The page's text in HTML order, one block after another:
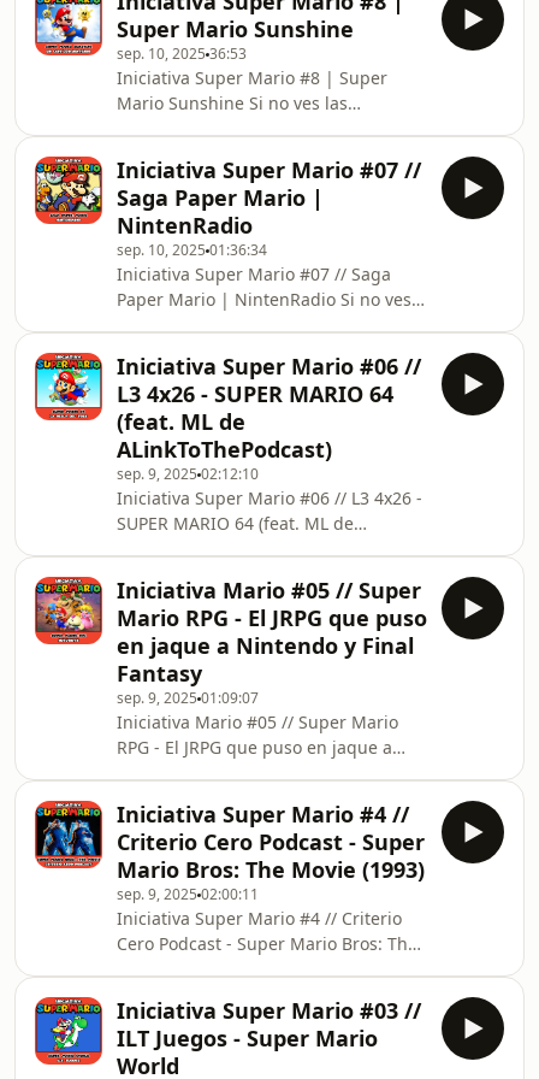
https://feedbueno.es/imario/feed.xml#9
0:00:00 Intro y presentación de Robe
Moreno y Dani Porcel 0:01:19
Iniciativa Super Mario para celebrar
el 40 aniversario. Aquí vamos a hacer
un repaso general a los juegos de
Super Mario así como aquellos que
nacen del universo Super Mario. 2:
Super Mario Sunshine
sep. 10, 2025 36:53
Iniciativa Super Mario #8 | Super
Mario Sunshine Si no ves las
Iniciativa Super Mario es un evento
colaborativo que reúne a creadores y
podcasters para celebrar 40 años del
fontanero más famoso del mundo.
Con motivo del 40º aniversario de la
franquicia de Nintendo, viajaremos
desde el debut de Super Mario Bros.
hasta sus aventuras en 3D y
Iniciativa Super Mario #07 //
Saga Paper Mario |
NintenRadio
sep. 10, 2025 01:36:34
Iniciativa Super Mario #07 // Saga
Paper Mario | NintenRadio Si no ves
&#127812; Iniciativa Super Mario es
un evento colaborativo que
re&uacute;ne a creadores y
podcasters para celebrar 40
a&ntilde;os del fontanero m&aacute;s
famoso del mundo. Con motivo del
40&ordm; aniversario de la franquicia
de Nintendo, viajaremos desde el
debut
Iniciativa Super Mario #06 //
L3 4x26 - SUPER MARIO 64
(feat. ML de
ALinkToThePodcast)
sep. 9, 2025 02:12:10
Iniciativa Super Mario #06 // L3 4x26 -
SUPER MARIO 64 (feat. ML de
https://feedbueno.es/imario/feed.xml#6
La descripción: Iniciativa Super Mario
es un evento colaborativo que reúne a
creadores y podcasters para celebrar
40 años del fontanero más famoso del
mundo. Con motivo del 40º
aniversario de la franquicia de
Nintendo, viajaremos desde e
Iniciativa Mario #05 // Super
Mario RPG - El JRPG que puso
en jaque a Nintendo y Final
Fantasy
sep. 9, 2025 01:09:07
Iniciativa Mario #05 // Super Mario
RPG - El JRPG que puso en jaque a
https://feedbueno.es/imario/feed.xml#5
En este podcast sobre Super Mario
RPG hablamos del lío que se montó
entre Nintendo y Squaresoft con su
lanzamiento, y cómo eso afectó a
muchas de sus secuencias e historia.
Analizamos su impacto en el JRPG de
dentro y de fuera de J
Iniciativa Super Mario #4 //
Criterio Cero Podcast - Super
Mario Bros: The Movie (1993)
sep. 9, 2025 02:00:11
Iniciativa Super Mario #4 // Criterio
Cero Podcast - Super Mario Bros: The
https://feedbueno.es/imario/feed.xml#4
Iniciativa Super Mario es un evento
colaborativo que reúne a creadores y
Iniciativa Super Mario #03 //
ILT Juegos - Super Mario
World